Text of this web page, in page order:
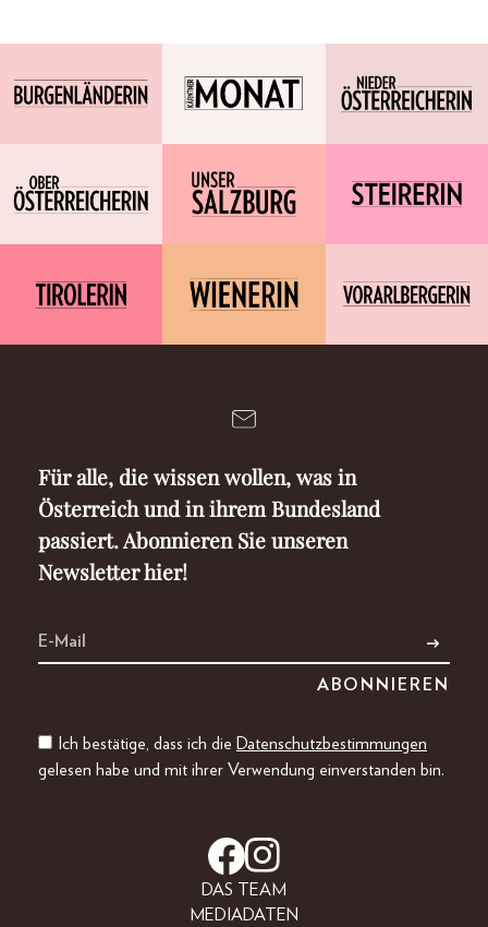
Für alle, die wissen wollen, was in
Österreich und in ihrem Bundesland
passiert. Abonnieren Sie unseren
Newsletter hier!
Ich bestätige, dass ich die Datenschutzbestimmungen
gelesen habe und mit ihrer Verwendung einverstanden bin.
DAS TEAM
MEDIADATEN